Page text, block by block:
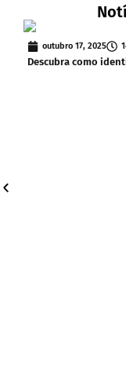
outubro 17, 2025
Descubra como